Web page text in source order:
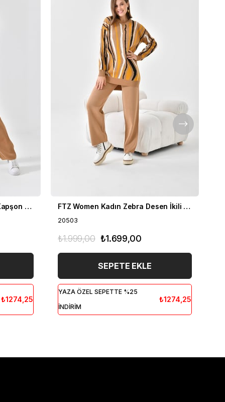
FTZ Women Kadın Fermuar Kapşon Detay İkili Takım Bisküvi 21-6038
₺1274,25
FTZ Women Kadın Zebra Desen İkili Takım Bisküvi 20503
20503
₺1.699,00
₺1.999,00
SEPETE EKLE
YAZA ÖZEL SEPETTE %25
İNDİRİM
₺1274,25